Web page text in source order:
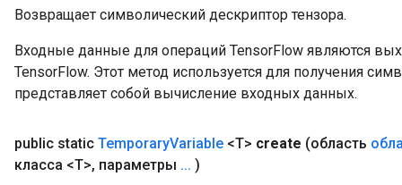
Возвращает символический дескриптор тензора.
Входные данные для операций TensorFlow являются
TensorFlow. Этот метод используется для получения
представляет собой вычисление входных данных.
public static TemporaryVariable <T> create (область
класса <T>, параметры ... )